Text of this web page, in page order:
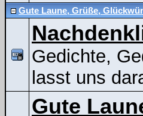
Gute Laune, Grüße,
Gedichte,
lasst uns
Gute